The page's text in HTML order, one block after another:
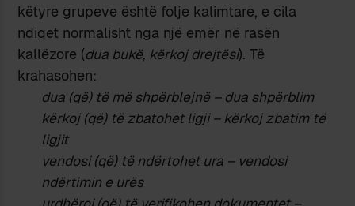
këtyre grupeve është folje kalimtare, e cila
ndiqet normalisht nga një emër në rasën
kallëzore (dua bukë, kërkoj drejtësi). Të
krahasohen:
dua (që) të më shpërblejnë – dua shpërblim
kërkoj (që) të zbatohet ligji – kërkoj zbatim të
ligjit
vendosi (që) të ndërtohet ura – vendosi
ndërtimin e urës